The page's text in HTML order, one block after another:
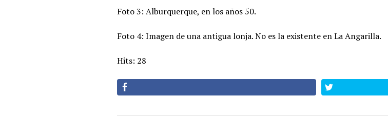
Foto 3: Alburquerque, en los años 50.
Foto 4: Imagen de una antigua lonja. No es la existente en La Angarilla.
Hits: 28